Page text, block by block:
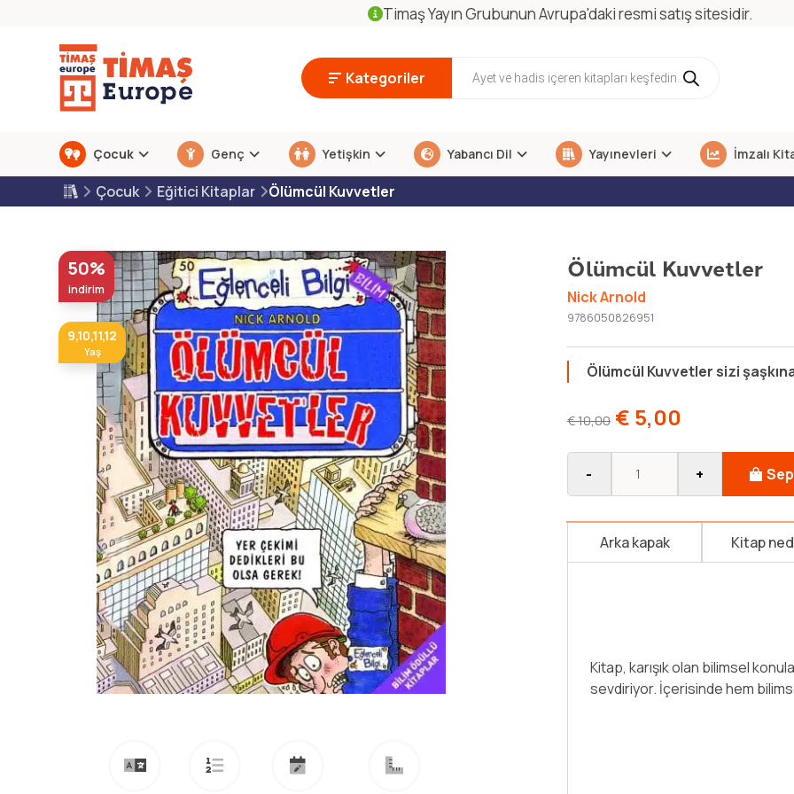
Timaş Yayın Grubunun Avrupa'daki resmi satış sitesidir.
Kategoriler
Çocuk Genç Yetişkin Yabancı Dil Yayınevleri İmzalı
Çocuk Eğitici Kitaplar Ölümcül Kuvvetler
50%
indirim
9,10,11,12
Yaş
Ölümcül Kuvvetler
Nick Arnold
9786050826951
Ölümcül Kuvvetler sizi
€10,00 € 5,00
- +
Arka kapak Kitap
kaybedebilirsiniz?
tüm bunları kaldırabileceğini